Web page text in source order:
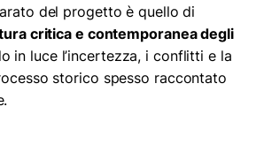
del progetto è quello di
critica e contemporanea degli
in luce l’incertezza, i conflitti e la
storico spesso raccontato